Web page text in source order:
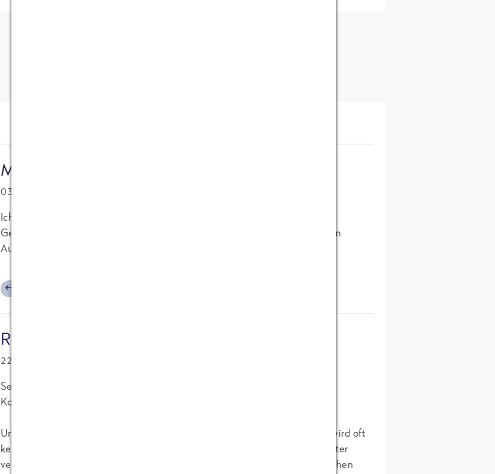
Marco
03.11.2007 at 20:56
Ich werde es nie verstehen, wieso so viele Firmen dieser Welt die
Gebrauchsanleitungen ihrer Produkte zu schlampig übersetzen. Ist doch ein
Aushängeschild, so eine gut übersetzte Gebrauchsanleitung.
Reklapfirsich
22.10.2007 at 10:08
Sehr schön. Ich habe heute erst diesen Blog gefunden - daher kommt der
Kommentar zu diesem Bericht so spät. Sorry dafür.
Unsere Firma gehört einem großen italienischen Unternehmen. In Italien wird oft
kein Übersetzer verwendet, sondern ein teilweise sprachsicherer Mitarbeiter
verwendet Babelfish. Von daher ist Dein Gedanke an den original italienischen